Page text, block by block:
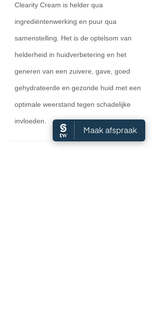
Clearity Cream is helder qua
ingrediëntenwerking en puur qua
samenstelling. Het is de optelsom van
helderheid in huidverbetering en het
generen van een zuivere, gave, goed
gehydrateerde en gezonde huid met een
optimale weerstand tegen schadelijke
invloeden.